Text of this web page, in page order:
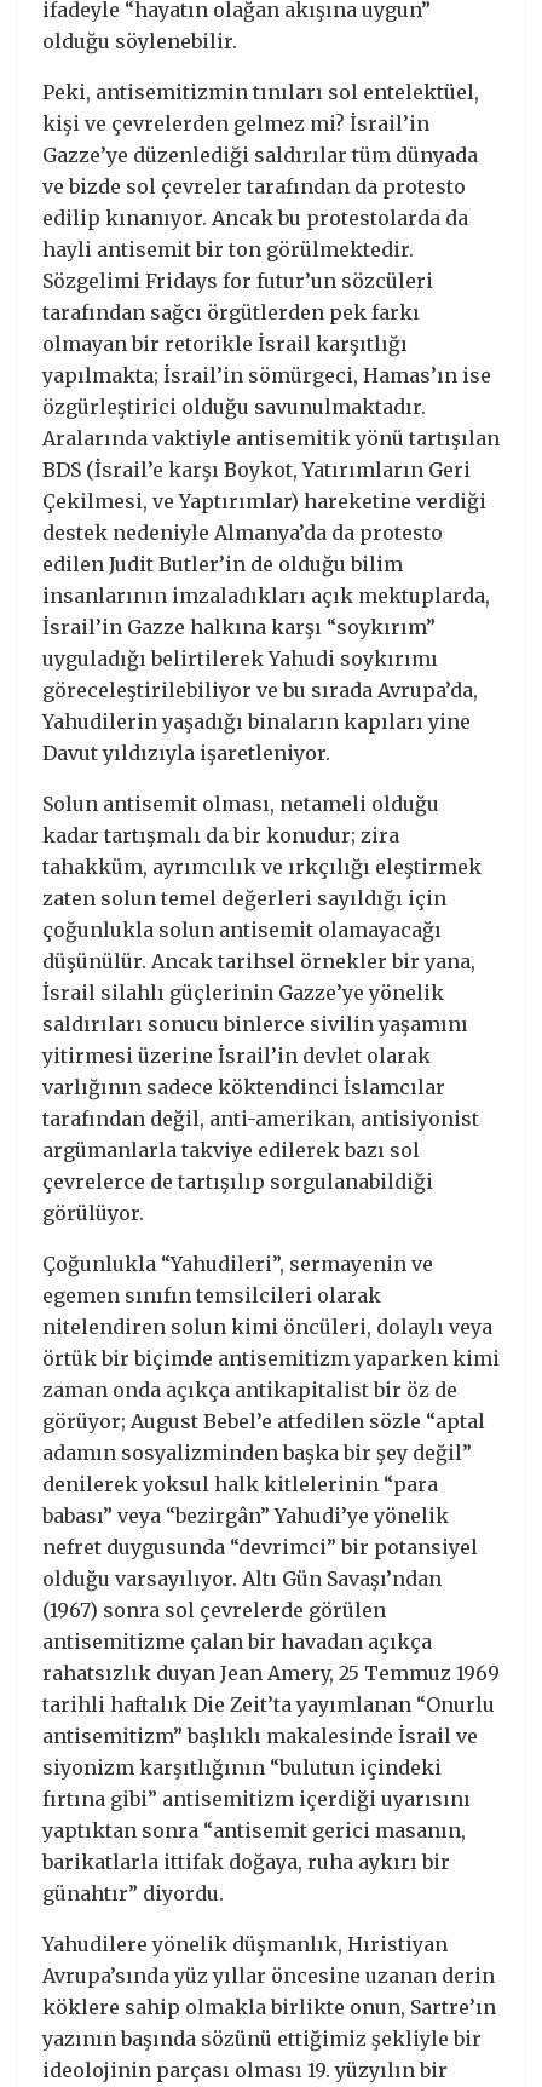
ifadeyle “hayatın olağan akışına uygun”
olduğu söylenebilir.
Peki, antisemitizmin tınıları sol entelektüel,
kişi ve çevrelerden gelmez mi? İsrail’in
Gazze’ye düzenlediği saldırılar tüm dünyada
ve bizde sol çevreler tarafından da protesto
edilip kınanıyor. Ancak bu protestolarda da
hayli antisemit bir ton görülmektedir.
Sözgelimi Fridays for futur’un sözcüleri
tarafından sağcı örgütlerden pek farkı
olmayan bir retorikle İsrail karşıtlığı
yapılmakta; İsrail’in sömürgeci, Hamas’ın ise
özgürleştirici olduğu savunulmaktadır.
Aralarında vaktiyle antisemitik yönü tartışılan
BDS (İsrail’e karşı Boykot, Yatırımların Geri
Çekilmesi, ve Yaptırımlar) hareketine verdiği
destek nedeniyle Almanya’da da protesto
edilen Judit Butler’in de olduğu bilim
insanlarının imzaladıkları açık mektuplarda,
İsrail’in Gazze halkına karşı “soykırım”
uyguladığı belirtilerek Yahudi soykırımı
göreceleştirilebiliyor ve bu sırada Avrupa’da,
Yahudilerin yaşadığı binaların kapıları yine
Davut yıldızıyla işaretleniyor.
Solun antisemit olması, netameli olduğu
kadar tartışmalı da bir konudur; zira
tahakküm, ayrımcılık ve ırkçılığı eleştirmek
zaten solun temel değerleri sayıldığı için
çoğunlukla solun antisemit olamayacağı
düşünülür. Ancak tarihsel örnekler bir yana,
İsrail silahlı güçlerinin Gazze’ye yönelik
saldırıları sonucu binlerce sivilin yaşamını
yitirmesi üzerine İsrail’in devlet olarak
varlığının sadece köktendinci İslamcılar
tarafından değil, anti-amerikan, antisiyonist
argümanlarla takviye edilerek bazı sol
çevrelerce de tartışılıp sorgulanabildiği
görülüyor.
Çoğunlukla “Yahudileri”, sermayenin ve
egemen sınıfın temsilcileri olarak
nitelendiren solun kimi öncüleri, dolaylı veya
örtük bir biçimde antisemitizm yaparken kimi
zaman onda açıkça antikapitalist bir öz de
görüyor; August Bebel’e atfedilen sözle “aptal
adamın sosyalizminden başka bir şey değil”
denilerek yoksul halk kitlelerinin “para
babası” veya “bezirgân” Yahudi’ye yönelik
nefret duygusunda “devrimci” bir potansiyel
olduğu varsayılıyor. Altı Gün Savaşı’ndan
(1967) sonra sol çevrelerde görülen
antisemitizme çalan bir havadan açıkça
rahatsızlık duyan Jean Amery, 25 Temmuz 1969
tarihli haftalık Die Zeit’ta yayımlanan “Onurlu
antisemitizm” başlıklı makalesinde İsrail ve
siyonizm karşıtlığının “bulutun içindeki
fırtına gibi” antisemitizm içerdiği uyarısını
yaptıktan sonra “antisemit gerici masanın,
barikatlarla ittifak doğaya, ruha aykırı bir
günahtır” diyordu.
Yahudilere yönelik düşmanlık, Hıristiyan
Avrupa’sında yüz yıllar öncesine uzanan derin
köklere sahip olmakla birlikte onun, Sartre’ın
yazının başında sözünü ettiğimiz şekliyle bir
ideolojinin parçası olması 19. yüzyılın bir